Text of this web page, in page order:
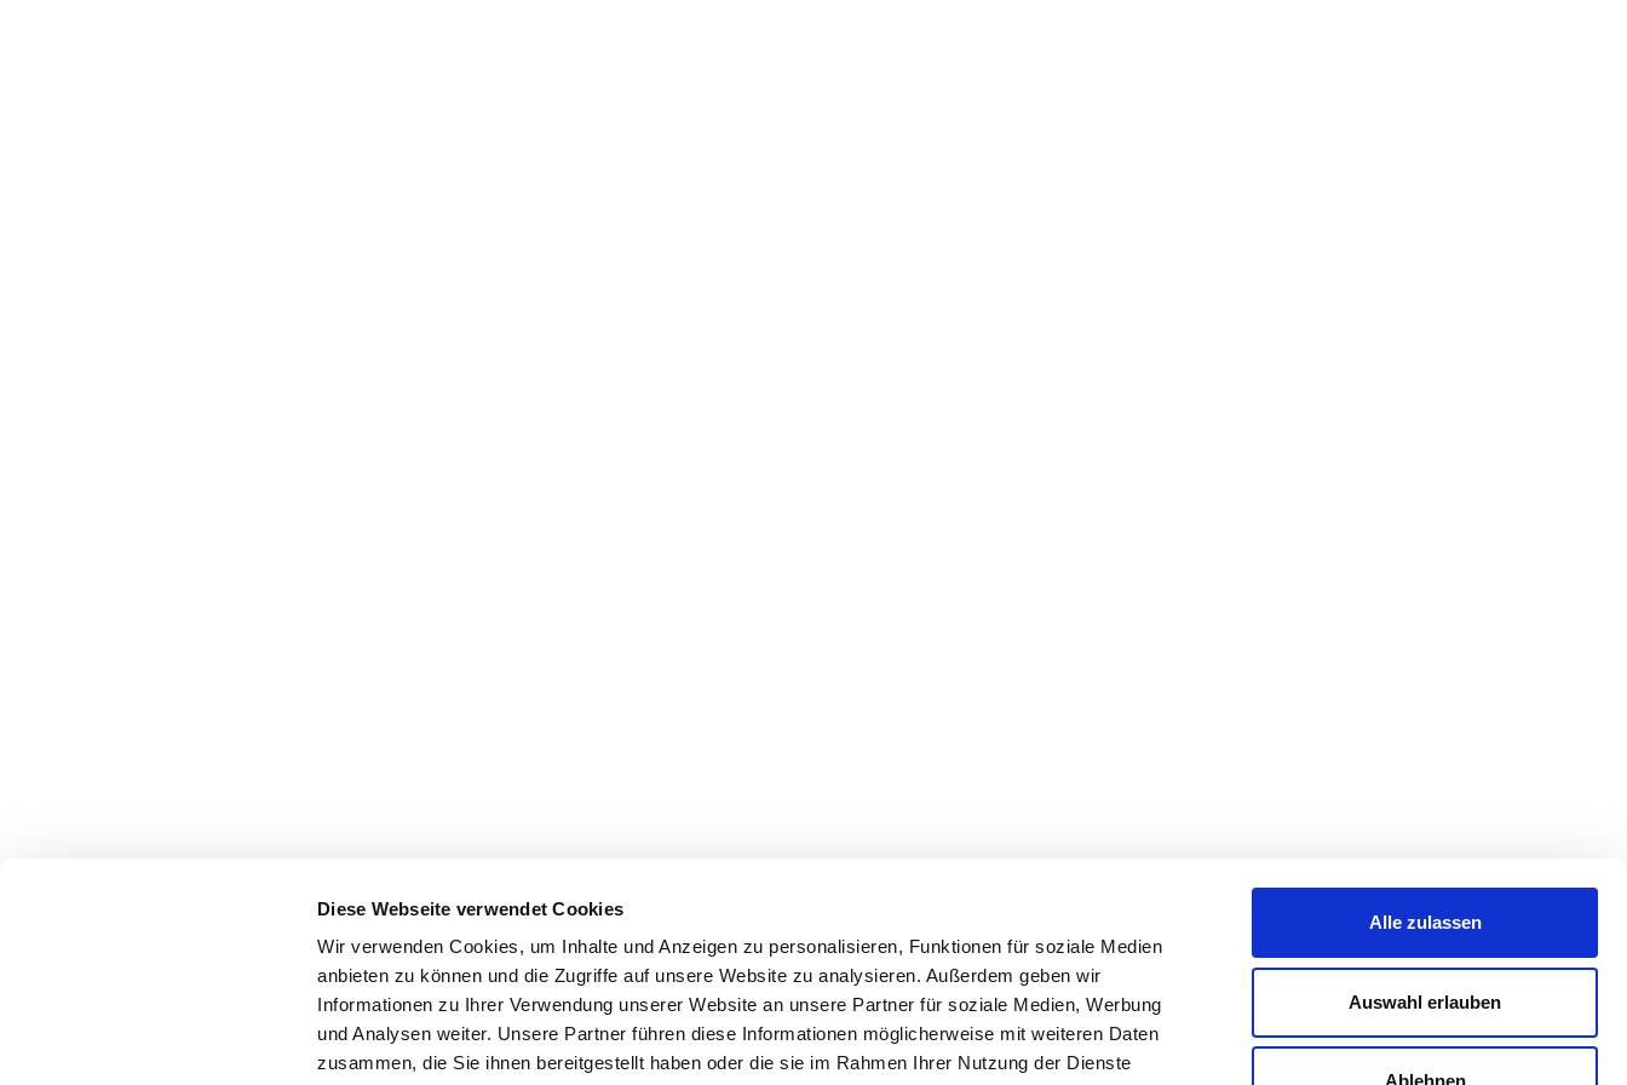
Diese Webseite verwendet Cookies
Wir verwenden Cookies, um Inhalte und Anzeigen zu personalisieren, Funktionen für soziale Medien
anbieten zu können und die Zugriffe auf unsere Website zu analysieren. Außerdem geben wir
Informationen zu Ihrer Verwendung unserer Website an unsere Partner für soziale Medien, Werbung
und Analysen weiter. Unsere Partner führen diese Informationen möglicherweise mit weiteren Daten
zusammen, die Sie ihnen bereitgestellt haben oder die sie im Rahmen Ihrer Nutzung der Dienste
Alle zulassen
Auswahl erlauben
Ablehnen